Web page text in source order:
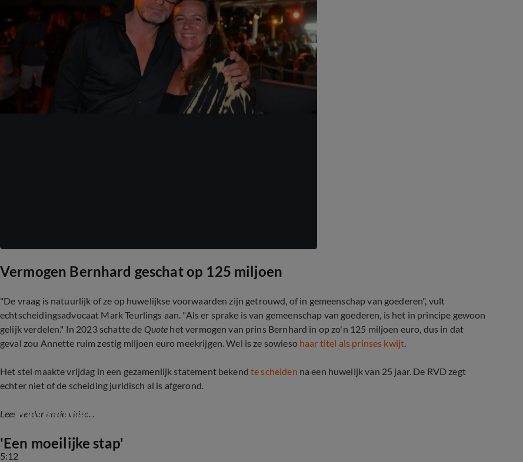
Vermogen Bernhard geschat op 125 miljoen
"De vraag is natuurlijk of ze op huwelijkse voorwaarden zijn getrouwd, of in gemeenschap van goederen", vult
echtscheidingsadvocaat Mark Teurlings aan. "Als er sprake is van gemeenschap van goederen, is het in principe gewoon
gelijk verdelen." In 2023 schatte de Quote het vermogen van prins Bernhard in op zo'n 125 miljoen euro, dus in dat
geval zou Annette ruim zestig miljoen euro meekrijgen. Wel is ze sowieso haar titel als prinses kwijt.
Het stel maakte vrijdag in een gezamenlijk statement bekendte scheiden na een huwelijk van 25 jaar. De RVD zegt
echter niet of de scheiding juridisch al is afgerond.
Lees verder na de video...
5:12
Prins Bernhard en prinses Annette zetten punt achter huwelijk
'Een moeilijke stap'